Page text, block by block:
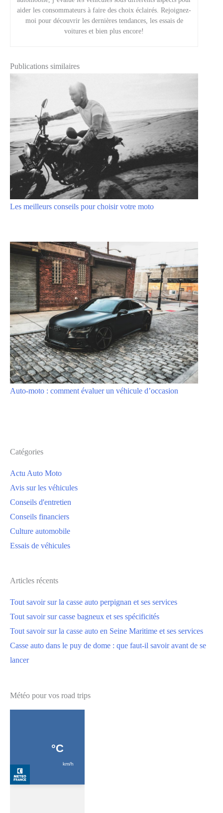
aider les consommateurs à faire des choix éclairés. Rejoignez-
moi pour découvrir les dernières tendances, les essais de
voitures et bien plus encore!
Publications similaires
Les meilleurs conseils pour choisir votre moto
Auto-moto : comment évaluer un véhicule d’occasion
Catégories
Actu Auto Moto
Avis sur les véhicules
Conseils d'entretien
Conseils financiers
Culture automobile
Essais de véhicules
Articles récents
Tout savoir sur la casse auto perpignan et ses services
Tout savoir sur casse bagneux et ses spécificités
Tout savoir sur la casse auto en Seine Maritime et ses services
Casse auto dans le puy de dome : que faut-il savoir avant de se
lancer
Météo pour vos road trips